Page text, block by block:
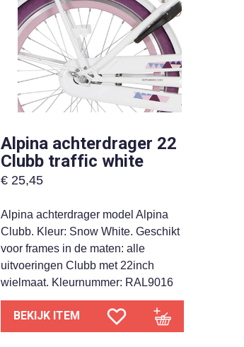
Alpina achterdrager 22
Clubb traffic white
€ 25,45
Alpina achterdrager model Alpina
Clubb. Kleur: Snow White. Geschikt
voor frames in de maten: alle
uitvoeringen Clubb met 22inch
wielmaat. Kleurnummer: RAL9016
BEKIJK ITEM